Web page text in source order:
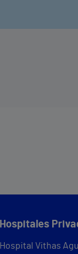
Hospitales
Hospital Vithas